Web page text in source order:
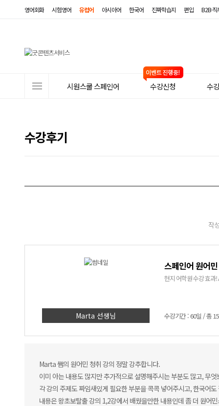
영어회화 시험영어 유럽어 아시아어 한국어 진짜학습지 편입 B2B·
뉴
시원스쿨 스페인어 수강신청 수
수강후기
작
Marta 선생님
스페인어 원어
현지 어학원 수강 효과
수강기간 : 60일 / 총
Marta 쌤의 원어민 청취 강의 정말 강추합니다.
이미 아는 내용도 많지만 추가적으로 설명해주시는 부분도 많고, 무
각 강의 주제도 짜임새있게 필요한 부분을 콕콕 넣어주시고, 한국어
내용은 왕초보탈출 강의 1,2강에서 배웠을만한 내용인데 좀 더 원어